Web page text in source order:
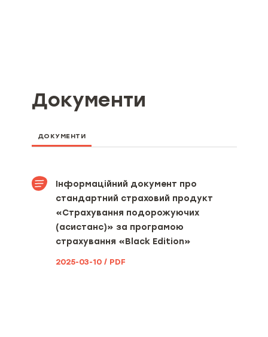
розміри страхової суми (ліміту
відповідальності), якщо
розміри страхової премії та/або
страхового тарифу
Вид, мінімальний та
максимальний розміри франшизи
(за наявності)
Документи
ДОКУМЕНТИ
Інформаційний документ про
стандартний страховий продукт
«Страхування подорожуючих
(асистанс)» за програмою
страхування «Black Edition»
2025-03-10 / PDF